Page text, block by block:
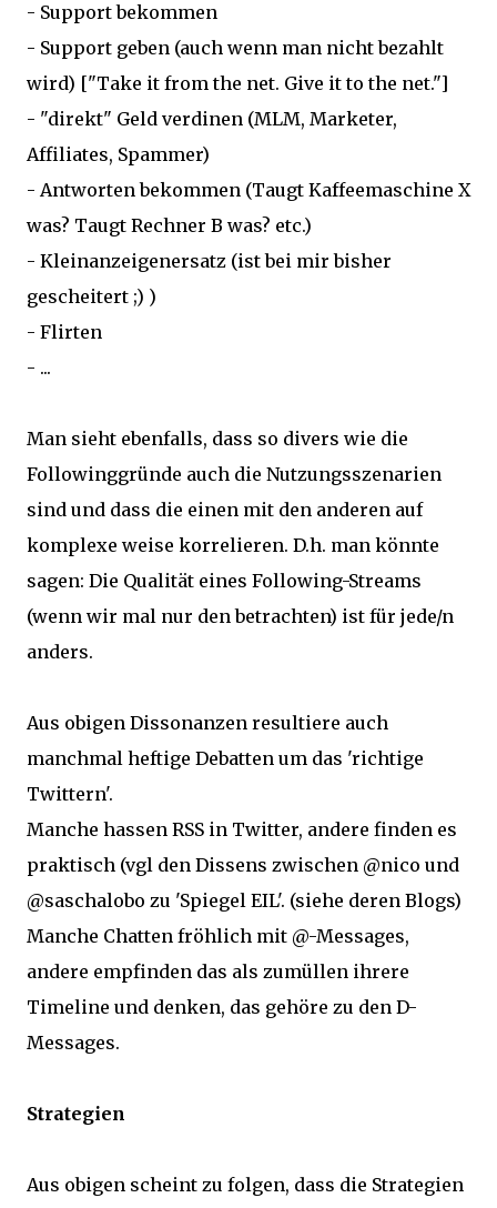
- Support bekommen
- Support geben (auch wenn man nicht bezahlt
wird) ["Take it from the net. Give it to the net."]
- "direkt" Geld verdinen (MLM, Marketer,
Affiliates, Spammer)
- Antworten bekommen (Taugt Kaffeemaschine X
was? Taugt Rechner B was? etc.)
- Kleinanzeigenersatz (ist bei mir bisher
gescheitert ;) )
- Flirten
- ...
Man sieht ebenfalls, dass so divers wie die
Followinggründe auch die Nutzungsszenarien
sind und dass die einen mit den anderen auf
komplexe weise korrelieren. D.h. man könnte
sagen: Die Qualität eines Following-Streams
(wenn wir mal nur den betrachten) ist für jede/n
anders.
Aus obigen Dissonanzen resultiere auch
manchmal heftige Debatten um das 'richtige
Twittern'.
Manche hassen RSS in Twitter, andere finden es
praktisch (vgl den Dissens zwischen @nico und
@saschalobo zu 'Spiegel EIL'. (siehe deren Blogs)
Manche Chatten fröhlich mit @-Messages,
andere empfinden das als zumüllen ihrere
Timeline und denken, das gehöre zu den D-
Messages.
Strategien
Aus obigen scheint zu folgen, dass die Strategien